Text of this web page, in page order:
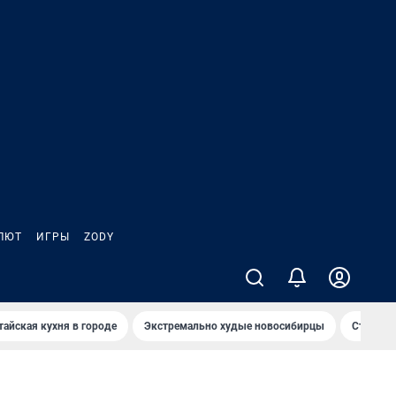
ИГРЫ ZODY
кухня в городе Экстремально худые новосибирцы Старт